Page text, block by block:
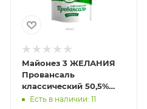
Майонез 3 ЖЕЛАНИЯ
Провансаль
классический 50,5%
380г м/у
Есть в наличии: 11